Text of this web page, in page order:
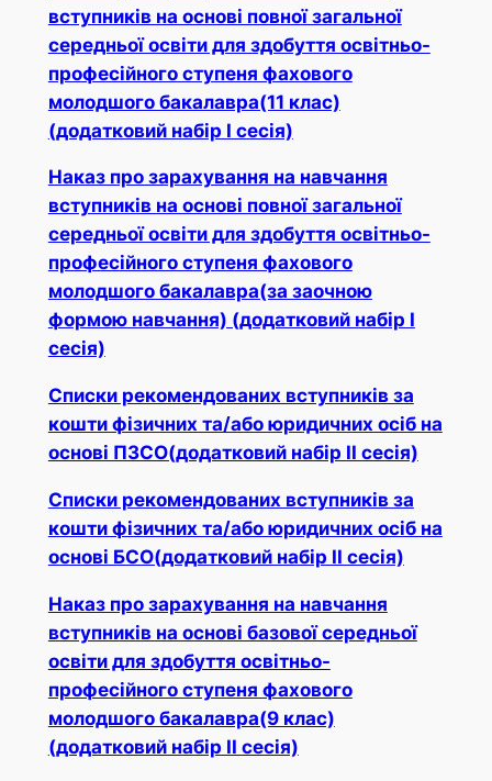
вступників на основі повної загальної
середньої освіти для здобуття освітньо-
професійного ступеня фахового
молодшого бакалавра(11 клас)
(додатковий набір І сесія)
Наказ про зарахування на навчання
вступників на основі повної загальної
середньої освіти для здобуття освітньо-
професійного ступеня фахового
молодшого бакалавра(за заочною
формою навчання) (додатковий набір І
сесія)
Списки рекомендованих вступників за
кошти фізичних та/або юридичних осіб на
основі ПЗСО(додатковий набір ІІ сесія)
Списки рекомендованих вступників за
кошти фізичних та/або юридичних осіб на
основі БСО(додатковий набір ІІ сесія)
Наказ про зарахування на навчання
вступників на основі базової середньої
освіти для здобуття освітньо-
професійного ступеня фахового
молодшого бакалавра(9 клас)
(додатковий набір ІІ сесія)